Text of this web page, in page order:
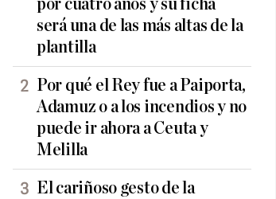
por cuatro años y su ficha
será una de las más altas de la
plantilla
Por qué el Rey fue a Paiporta,
Adamuz o a los incendios y no
puede ir ahora a Ceuta y
Melilla
El cariñoso gesto de la